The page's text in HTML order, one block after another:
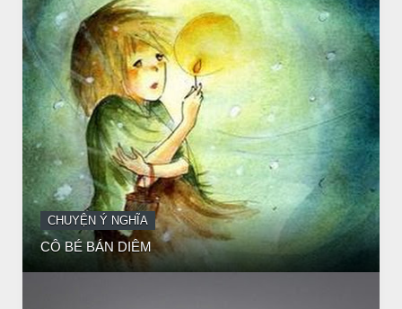
CHUYỆN Ý NGHĨA
ĐÊM NOEL ĐẸP NHẤT TRONG ĐỜI